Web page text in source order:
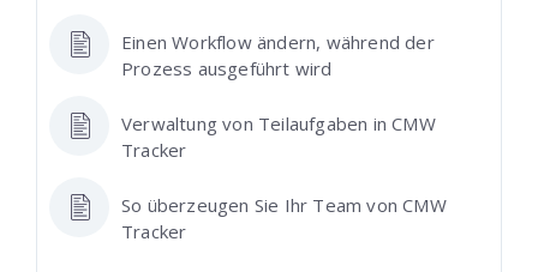
Einen Workflow ändern, während der
Prozess ausgeführt wird
Verwaltung von Teilaufgaben in CMW
Tracker
So überzeugen Sie Ihr Team von CMW
Tracker